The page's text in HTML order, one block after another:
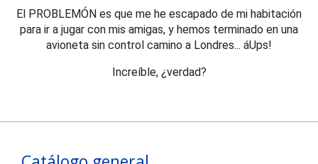
El PROBLEMÓN es que me he escapado de mi habitación
para ir a jugar con mis amigas, y hemos terminado en una
avioneta sin control camino a Londres... áUps!
Increíble, ¿verdad?